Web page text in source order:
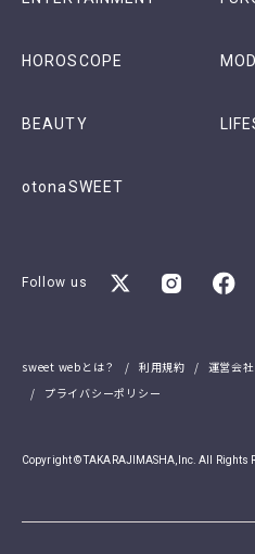
HOROSCOPE
BEAUTY
otonaSWEET
Follow us
sweet webとは？ 利用規約 運営会社
プライバシーポリシー
Copyright © TAKARAJIMASHA,Inc. All Rights